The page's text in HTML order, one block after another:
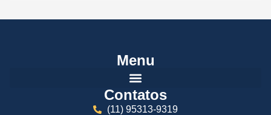
Menu
Contatos
(11) 95313-9319